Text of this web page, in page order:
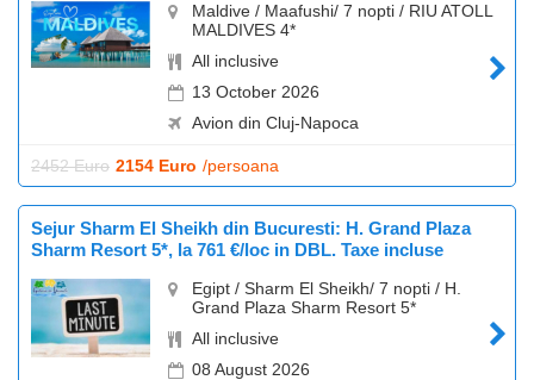
Maldive / Maafushi/ 7 nopti / RIU ATOLL
MALDIVES 4*
All inclusive
13 October 2026
Avion din Cluj-Napoca
2452 Euro 2154 Euro /persoana
Sejur Sharm El Sheikh din Bucuresti: H. Grand Plaza
Sharm Resort 5*, la 761 €/loc in DBL. Taxe incluse
Egipt / Sharm El Sheikh/ 7 nopti / H.
Grand Plaza Sharm Resort 5*
All inclusive
08 August 2026